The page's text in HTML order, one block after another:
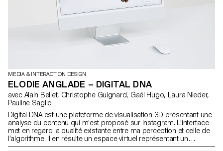
MEDIA & INTERACTION DESIGN
ELODIE ANGLADE – DIGITAL DNA
avec Alain Bellet, Christophe Guignard, Gaël Hugo, Laura Nieder,
Pauline Saglio
Digital DNA est une plateforme de visualisation 3D présentant une
analyse du contenu qui m’est proposé sur Instagram. L’interface
met en regard la dualité existante entre ma perception et celle de
l’algorithme. Il en résulte un espace virtuel représentant un
génome digital que le visiteur est invité à explorer. Il y découvre